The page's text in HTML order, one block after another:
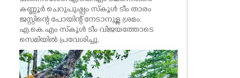
കണ്ണൂർ ചെറുപുഷ്പം സ്കൂൾ ടീം താരം
ജസ്റ്റിന്റെ പോയിന്റ് നേടാനുള്ള ശ്രമം.
എ.കെ.എം സ്കൂൾ ടീം വിജയത്തോടെ
സെമിയിൽ പ്രവേശിച്ചു.